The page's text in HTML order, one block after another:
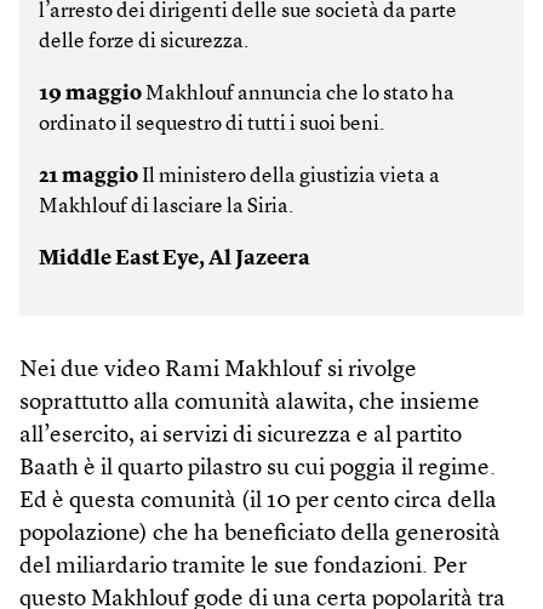
l’arresto dei dirigenti delle sue società da parte
delle forze di sicurezza.
19 maggioMakhlouf annuncia che lo stato ha
ordinato il sequestro di tutti i suoi beni.
21 maggioIl ministero della giustizia vieta a
Makhlouf di lasciare la Siria.
Middle East Eye, Al Jazeera
Nei due video Rami Makhlouf si rivolge
soprattutto alla comunità alawita, che insieme
all’esercito, ai servizi di sicurezza e al partito
Baath è il quarto pilastro su cui poggia il regime.
Ed è questa comunità (il 10 per cento circa della
popolazione) che ha beneficiato della generosità
del miliardario tramite le sue fondazioni. Per
questo Makhlouf gode di una certa popolarità tra